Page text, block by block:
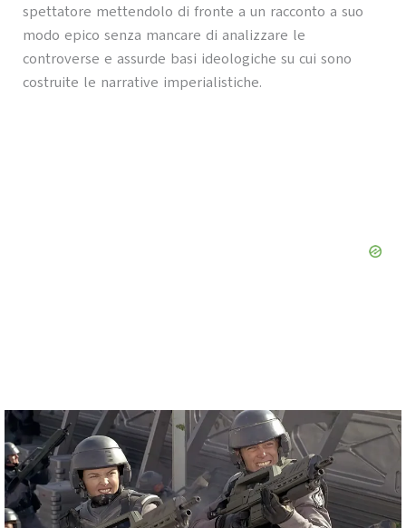
spettatore mettendolo di fronte a un racconto a suo
modo epico senza mancare di analizzare le
controverse e assurde basi ideologiche su cui sono
costruite le narrative imperialistiche.